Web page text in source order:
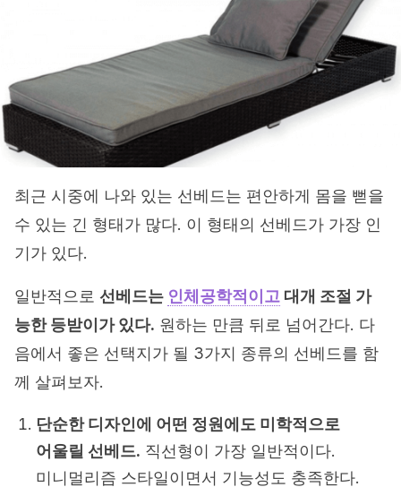
최근 시중에 나와 있는 선베드는 편안하게 몸을 뻗을
수 있는 긴 형태가 많다. 이 형태의 선베드가 가장 인
기가 있다.
일반적으로 선베드는 인체공학적이고 대개 조절 가
능한 등받이가 있다. 원하는 만큼 뒤로 넘어간다. 다
음에서 좋은 선택지가 될 3가지 종류의 선베드를 함
께 살펴보자.
단순한 디자인에 어떤 정원에도 미학적으로
어울릴 선베드. 직선형이 가장 일반적이다.
미니멀리즘 스타일이면서 기능성도 충족한다.